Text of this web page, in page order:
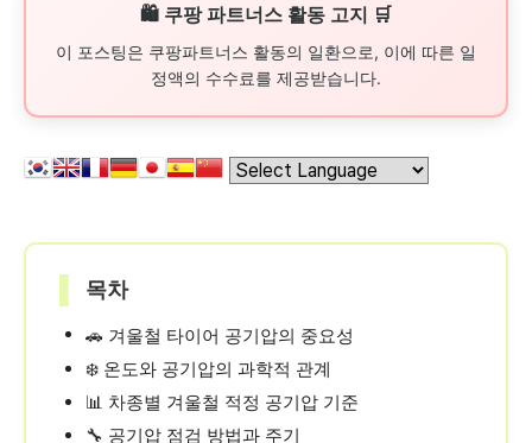
🛍️ 쿠팡 파트너스 활동 고지 🛒
이 포스팅은 쿠팡파트너스 활동의 일환으로, 이에 따른 일
정액의 수수료를 제공받습니다.
목차
🚗 겨울철 타이어 공기압의 중요성
❄️ 온도와 공기압의 과학적 관계
📊 차종별 겨울철 적정 공기압 기준
🔧 공기압 점검 방법과 주기